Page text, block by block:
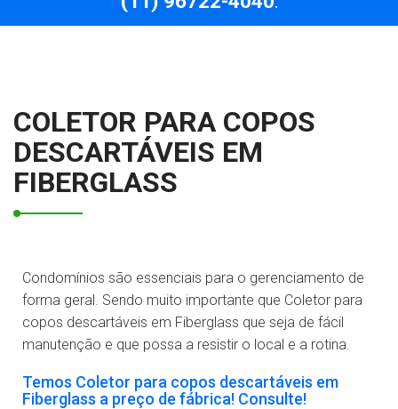
COLETOR PARA COPOS
DESCARTÁVEIS EM
FIBERGLASS
Condomínios são essenciais para o gerenciamento de
forma geral. Sendo muito importante que Coletor para
copos descartáveis em Fiberglass que seja de fácil
manutenção e que possa a resistir o local e a rotina.
Temos Coletor para copos descartáveis em
Fiberglass a preço de fábrica! Consulte!